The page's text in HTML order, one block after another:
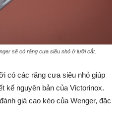
sẽ có răng cưa siêu nhỏ ở lưỡi cắt.
có các răng cưa siêu nhỏ giúp
kế nguyên bản của Victorinox.
giá cao kéo của Wenger, đặc